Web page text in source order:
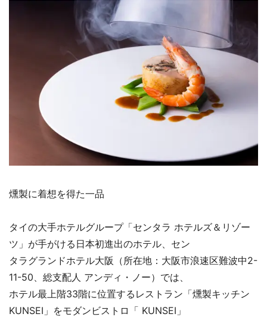
燻製に着想を得た一品
タイの大手ホテルグループ「センタラ ホテルズ＆リゾー
ツ」が手がける日本初進出のホテル、セン
タラグランドホテル大阪（所在地：大阪市浪速区難波中2-
11-50、総支配人 アンディ・ノー）では、
ホテル最上階33階に位置するレストラン「燻製キッチン
KUNSEI」をモダンビストロ「 KUNSEI」